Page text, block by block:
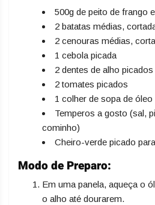
500g de peito de frango
2 batatas médias,
2 cenouras médias,
1 cebola picada
2 dentes de alho picados
2 tomates picados
1 colher de sopa de óleo
Temperos a gosto (sal,
cominho)
Cheiro-verde picado
Modo de Preparo:
Em uma panela, aqueça o
o alho até dourarem.